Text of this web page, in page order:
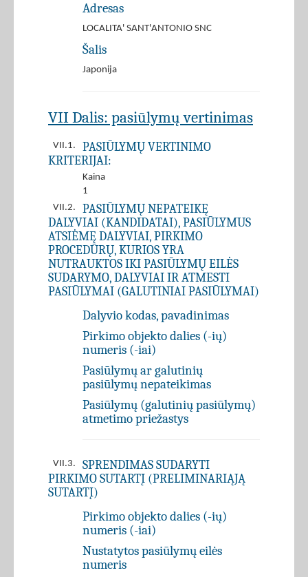
Adresas
LOCALITA' SANT'ANTONIO SNC
Šalis
Japonija
VII Dalis: pasiūlymų vertinimas
VII.1.
PASIŪLYMŲ VERTINIMO
KRITERIJAI:
Kaina
1
VII.2.
PASIŪLYMŲ NEPATEIKĘ
DALYVIAI (KANDIDATAI), PASIŪLYMUS
ATSIĖMĘ DALYVIAI, PIRKIMO
PROCEDŪRŲ, KURIOS YRA
NUTRAUKTOS IKI PASIŪLYMŲ EILĖS
SUDARYMO, DALYVIAI IR ATMESTI
PASIŪLYMAI (GALUTINIAI PASIŪLYMAI)
Dalyvio kodas, pavadinimas
Pirkimo objekto dalies (-ių)
numeris (-iai)
Pasiūlymų ar galutinių
pasiūlymų nepateikimas
Pasiūlymų (galutinių pasiūlymų)
atmetimo priežastys
VII.3.
SPRENDIMAS SUDARYTI
PIRKIMO SUTARTĮ (PRELIMINARIĄJĄ
SUTARTĮ)
Pirkimo objekto dalies (-ių)
numeris (-iai)
Nustatytos pasiūlymų eilės
numeris